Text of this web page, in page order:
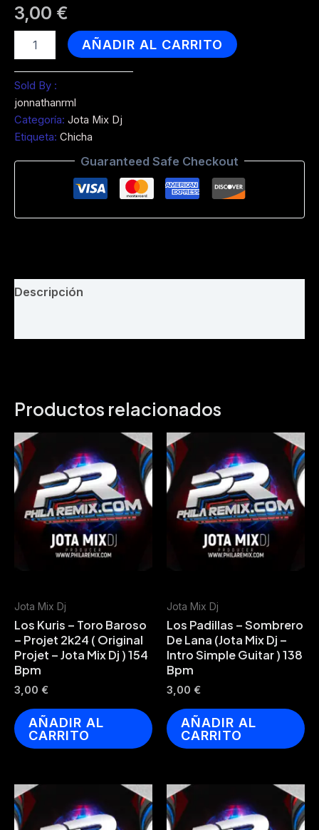
3,00 €
Internacional
Mix
La
Mitad
Mi
Simple
Dj
-
152
AÑADIR AL CARRITO
Sold By :
jonnathanrml
Categoría: Jota Mix Dj
Etiqueta: Chicha
Guaranteed Safe Checkout
Descripción
Productos relacionados
Jota Mix Dj
Los Kuris – Toro Baroso
– Projet 2k24 ( Original
Projet – Jota Mix Dj ) 154
Bpm
3,00 €
AÑADIR AL
CARRITO
Jota Mix Dj
Los Padillas – Sombrero
De Lana (Jota Mix Dj –
Intro Simple Guitar ) 138
Bpm
3,00 €
AÑADIR AL
CARRITO